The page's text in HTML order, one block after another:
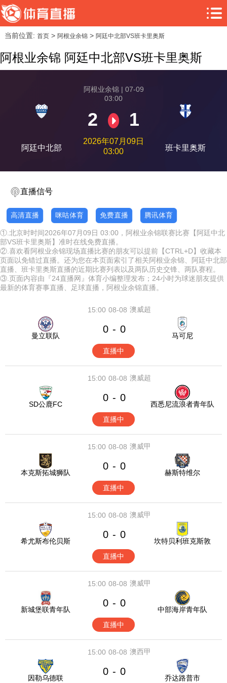
当前位置: 首页> 阿根业余锦> 阿廷中北部VS班卡里奥斯
阿根业余锦 阿廷中北部VS班卡里奥斯
阿廷中北部
阿根业余锦 | 07-09
03:00
2 1
2026年07月09日
03:00
班卡里奥斯
直播信号
高清直播 咪咕体育 免费直播 腾讯体育
①.北京时时间2026年07月09日 03:00，阿根业余锦联赛比赛【阿廷中北
部VS班卡里奥斯】准时在线免费直播。
②.喜欢看阿根业余锦现场直播比赛的朋友可以提前【CTRL+D】收藏本
页面以免错过直播。还为您在本页面索引了相关阿根业余锦、阿廷中北部
直播、班卡里奥斯直播的近期比赛列表以及两队历史交锋、两队赛程。
③.页面内容由『24直播网』体育小编整理发布；24小时为球迷朋友提供
最新的体育赛事直播、足球直播，阿根业余锦直播。
08-08
15:00 澳威超
曼立联队
0 - 0
马可尼
直播中
08-08
15:00 澳威超
SD公鹿FC
0 - 0
西悉尼流浪者青年队
直播中
08-08
15:00 澳威甲
本克斯拓城狮队
0 - 0
赫斯特维尔
直播中
08-08
15:00 澳威甲
希尤斯布伦贝斯
0 - 0
坎特贝利班克斯敦
直播中
08-08
15:00 澳威甲
新城堡联青年队
0 - 0
中部海岸青年队
直播中
08-08
15:00 澳西甲
因勒乌德联
0 - 0
乔达路普市